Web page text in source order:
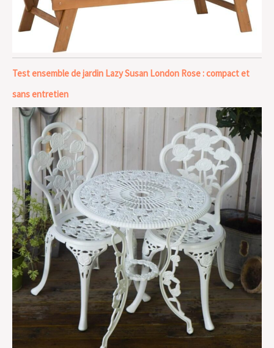
Test ensemble de jardin Lazy Susan London Rose : compact et
sans entretien